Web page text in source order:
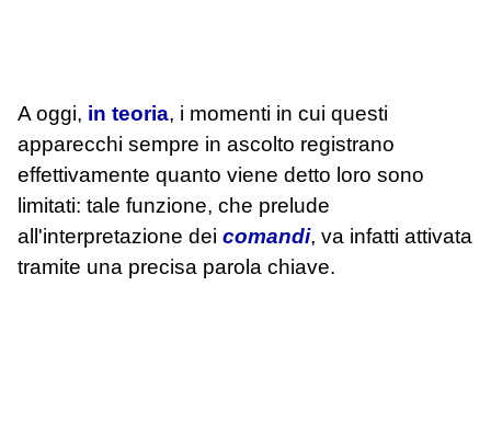
A oggi, in teoria, i momenti in cui questi
apparecchi sempre in ascolto registrano
effettivamente quanto viene detto loro sono
limitati: tale funzione, che prelude
all'interpretazione dei comandi, va infatti attivata
tramite una precisa parola chiave.